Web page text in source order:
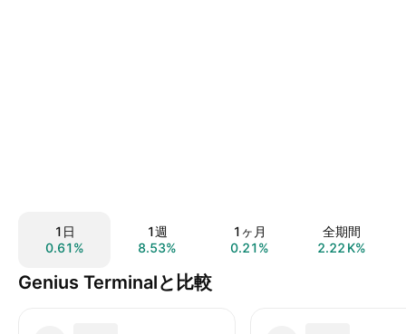
1日
0.61%
1週
8.53%
1ヶ月
0.21%
全期間
‪2.22 K‬%
Genius Terminalと比較